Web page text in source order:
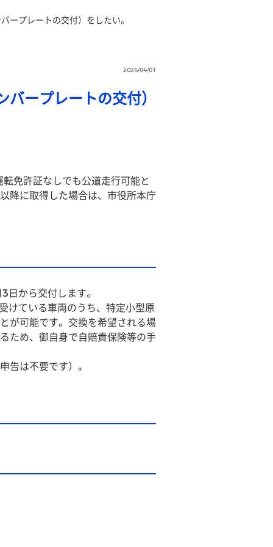
ープレートの交付）をしたい。
2026/04/01
ープレートの交付）
免許証なしでも公道走行可能と
降に取得した場合は、市役所本庁
から交付します。
けている車両のうち、特定小型原
が可能です。交換を希望される場
ため、御自身で自賠責保険等の手
告は不要です）。